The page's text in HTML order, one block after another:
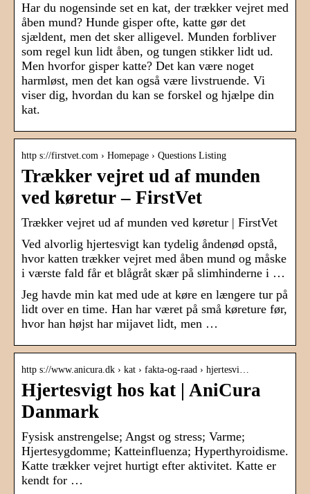
Har du nogensinde set en kat, der trækker vejret med
åben mund? Hunde gisper ofte, katte gør det
sjældent, men det sker alligevel. Munden forbliver
som regel kun lidt åben, og tungen stikker lidt ud.
Men hvorfor gisper katte? Det kan være noget
harmløst, men det kan også være livstruende. Vi
viser dig, hvordan du kan se forskel og hjælpe din
kat.
http s://firstvet.com › Homepage › Questions Listing
Trækker vejret ud af munden
ved køretur – FirstVet
Trækker vejret ud af munden ved køretur | FirstVet
Ved alvorlig hjertesvigt kan tydelig åndenød opstå,
hvor katten trækker vejret med åben mund og måske
i værste fald får et blågråt skær på slimhinderne i …
Jeg havde min kat med ude at køre en længere tur på
lidt over en time. Han har været på små køreture før,
hvor han højst har mijavet lidt, men …
http s://www.anicura.dk › kat › fakta-og-raad › hjertesvi…
Hjertesvigt hos kat | AniCura
Danmark
Fysisk anstrengelse; Angst og stress; Varme;
Hjertesygdomme; Katteinfluenza; Hyperthyroidisme.
Katte trækker vejret hurtigt efter aktivitet. Katte er
kendt for …